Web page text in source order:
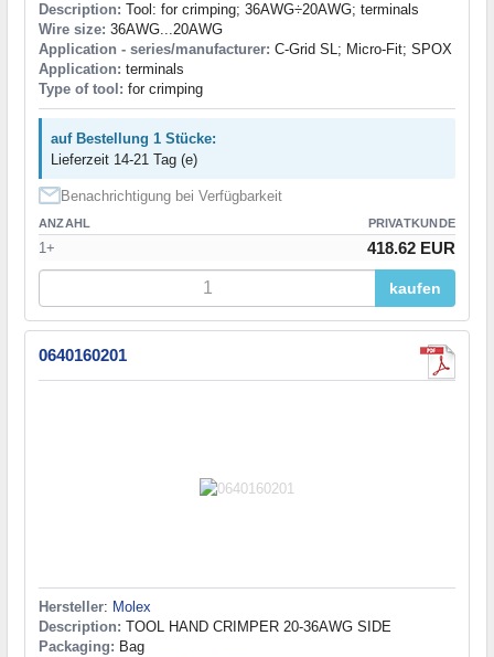
Description: Tool: for crimping; 36AWG÷20AWG; terminals
Wire size: 36AWG...20AWG
Application - series/manufacturer: C-Grid SL; Micro-Fit; SPOX
Application: terminals
Type of tool: for crimping
auf Bestellung 1 Stücke:
Lieferzeit 14-21 Tag (e)
Benachrichtigung bei Verfügbarkeit
ANZAHL PRIVATKUNDE
1+ 418.62 EUR
kaufen
0640160201
Hersteller: Molex
Description: TOOL HAND CRIMPER 20-36AWG SIDE
Packaging: Bag